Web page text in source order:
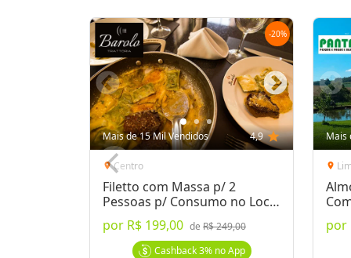
Compartilhe essa Oferta:
Receba as novidades do Cidade Oferta no seu
WhatsApp!
Destaques & Regras
Panqueca Big com 25cm no Spazio
Opções de Recheio:Carne, Carne e Queijo,
-20%
Mais de 15 Mil Vendidos 4,9 star
location_onCentro
Filetto com Massa p/ 2
Pessoas p/ Consumo no Local
ou Delivery
por R$ 199,00 de R$ 249,00
Cashback3%no App
Mais
location_on
por